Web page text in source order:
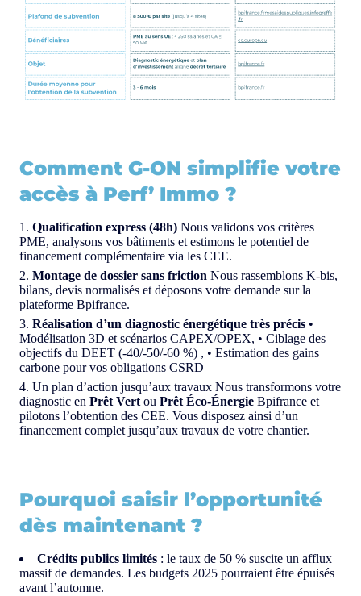
Comment G-ON simplifie votre
accès à Perf’ Immo ?
Qualification express (48h) Nous validons vos critères
PME, analysons vos bâtiments et estimons le potentiel de
financement complémentaire via les CEE.
Montage de dossier sans friction Nous rassemblons K-bis,
bilans, devis normalisés et déposons votre demande sur la
plateforme Bpifrance.
Réalisation d’un diagnostic énergétique très précis •
Modélisation 3D et scénarios CAPEX/OPEX, • Ciblage des
objectifs du DEET (-40/-50/-60 %) , • Estimation des gains
carbone pour vos obligations CSRD
Un plan d’action jusqu’aux travaux Nous transformons votre
diagnostic en Prêt Vert ou Prêt Éco-Énergie Bpifrance et
pilotons l’obtention des CEE. Vous disposez ainsi d’un
financement complet jusqu’aux travaux de votre chantier.
Pourquoi saisir l’opportunité
dès maintenant ?
Crédits publics limités : le taux de 50 % suscite un afflux
massif de demandes. Les budgets 2025 pourraient être épuisés
avant l’automne.